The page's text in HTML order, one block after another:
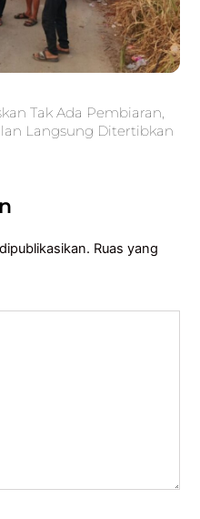
Tak Ada Pembiaran,
Langsung Ditertibkan
Ruas yang